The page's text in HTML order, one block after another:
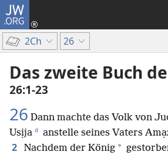
JW.ORG
2Ch 26
Das zweite Buch
26:1-23
26 Dann machte das Volk von
Usịja a anstelle seines Vaters
2 Nachdem der König *